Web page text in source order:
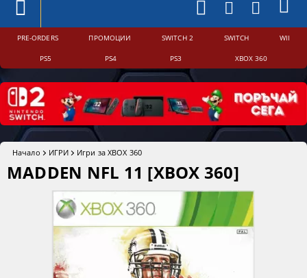
PRE-ORDERS ПРОМОЦИИ SWITCH 2 SWITCH WII
PS5 PS4 PS3 XBOX 360
Начало ИГРИ Игри за XBOX 360
MADDEN NFL 11 [XBOX 360]